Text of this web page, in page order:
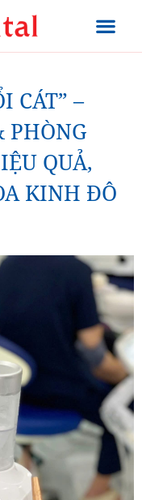
CÁT” –
PHÒNG
QUẢ,
KINH ĐÔ